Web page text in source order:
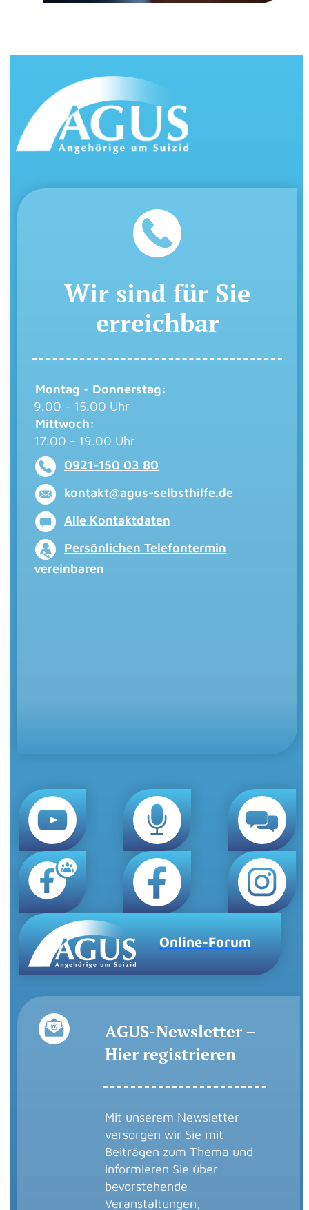
Wir sind für Sie
erreichbar
Montag - Donnerstag:
9.00 - 15.00 Uhr
Mittwoch:
17.00 - 19.00 Uhr
0921-150 03 80
kontakt@agus-selbsthilfe.de
Alle Kontaktdaten
Persönlichen Telefontermin
vereinbaren
Online-Forum
AGUS-Newsletter –
Hier registrieren
Mit unserem Newsletter
versorgen wir Sie mit
Beiträgen zum Thema und
informieren Sie über
bevorstehende
Veranstaltungen,